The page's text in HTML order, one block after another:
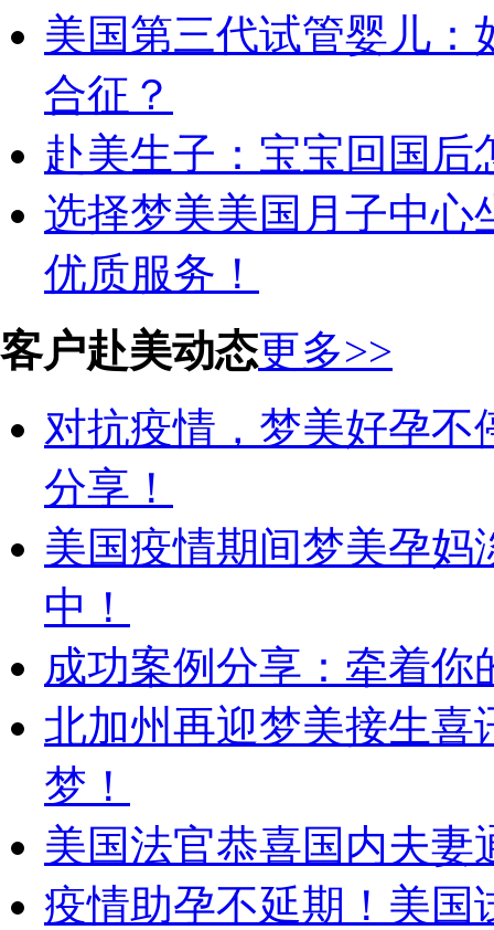
美国第三代试管婴儿
合征？
赴美生子：宝宝回国后
选择梦美美国月子中心
优质服务！
客户赴美动态更多>>
对抗疫情，梦美好孕
分享！
美国疫情期间梦美孕
中！
成功案例分享：牵着你
北加州再迎梦美接生喜
梦！
美国法官恭喜国内夫
疫情助孕不延期！美国